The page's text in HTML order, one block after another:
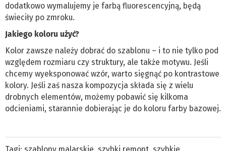
dodatkowo wymalujemy je farbą fluorescencyjną, będą
świeciły po zmroku.
Jakiego koloru użyć?
Kolor zawsze należy dobrać do szablonu – i to nie tylko pod
względem rozmiaru czy struktury, ale także motywu. Jeśli
chcemy wyeksponować wzór, warto sięgnąć po kontrastowe
kolory. Jeśli zaś nasza kompozycja składa się z wielu
drobnych elementów, możemy pobawić się kilkoma
odcieniami, starannie dobierając je do koloru farby bazowej.